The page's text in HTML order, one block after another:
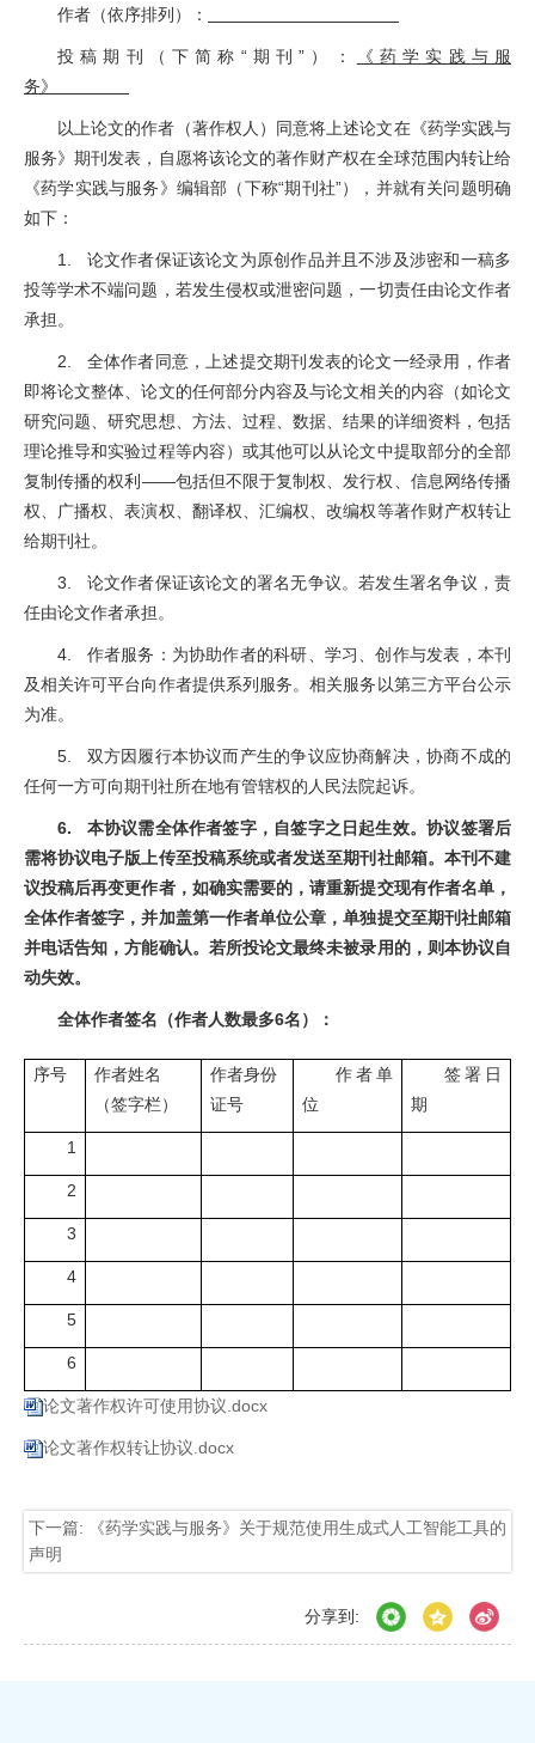
作者（依序排列）：
投稿期刊（下简称“期刊”）：
《药学实践与服
务》
以上论文的作者（著作权人）同意将上述论文在《药学实践与
服务》期刊发表，自愿将该论文的著作财产权在全球范围内转让给
《药学实践与服务》编辑部（下称“期刊社”），并就有关问题明确
如下：
1. 论文作者保证该论文为原创作品并且不涉及涉密和一稿多
投等学术不端问题，若发生侵权或泄密问题，一切责任由论文作者
承担。
2. 全体作者同意，上述提交期刊发表的论文一经录用，作者
即将论文整体、论文的任何部分内容及与论文相关的内容（如论文
研究问题、研究思想、方法、过程、数据、结果的详细资料，包括
理论推导和实验过程等内容）或其他可以从论文中提取部分的全部
复制传播的权利——包括但不限于复制权、发行权、信息网络传播
权、广播权、表演权、翻译权、汇编权、改编权等著作财产权转让
给期刊社。
3. 论文作者保证该论文的署名无争议。若发生署名争议，责
任由论文作者承担。
4. 作者服务：为协助作者的科研、学习、创作与发表，本刊
及相关许可平台向作者提供系列服务。相关服务以第三方平台公示
为准。
5. 双方因履行本协议而产生的争议应协商解决，协商不成的
任何一方可向期刊社所在地有管辖权的人民法院起诉。
6. 本协议需全体作者签字，自签字之日起生效。协议签署后
需将协议电子版上传至投稿系统或者发送至期刊社邮箱。本刊不建
议投稿后再变更作者，如确实需要的，请重新提交现有作者名单，
全体作者签字，并加盖第一作者单位公章，单独提交至期刊社邮箱
并电话告知，方能确认。若所投论文最终未被录用的，则本协议自
动失效。
全体作者签名（作者人数最多6名）：
序号
作者姓名
（签字栏）
作者身份
证号
作者单
位
签署日
期
1
2
3
4
5
6
论文著作权许可使用协议.docx
论文著作权转让协议.docx
下一篇: 《药学实践与服务》关于规范使用生成式人工智能工具的
声明
分享到: